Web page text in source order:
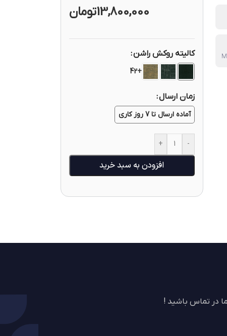
13,800,000تومان
کالیته روکش راشن
+42
زمان ارسال
آماده ارسال تا 7 روز کاری
-
+
افزودن به سبد خرید
در تماس باشید !